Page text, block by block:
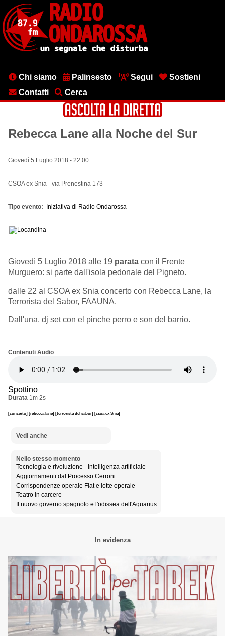
contenuto
principale
MenuChi siamo Palinsesto Segui
Sostieni
Contatti
Cerca
Rebecca Lane alla Noche del Sur
Giovedì 5 Luglio 2018 - 22:00
CSOA ex Snia - via Prenestina 173
Tipo evento Iniziativa di Radio Ondarossa
Giovedì 5 Luglio 2018 alle 19 parata con il Frente
Murguero: si parte dall'isola pedonale del Pigneto.
dalle 22 al CSOA ex Snia concerto con Rebecca Lane, la
Terrorista del Sabor, FAAUNA.
Dall'una, dj set con el pinche perro e son del barrio.
Contenuti Audio
Spottino
Durata 1m 2s
[concerto] [rebecca lane] [terrorista del sabor] [csoa ex Snia]
Vedi anche
Nello stesso momento
Tecnologia e rivoluzione - Intelligenza artificiale
Aggiornamenti dal Processo Cerroni
Corrispondenze operaie Fiat e lotte operaie
Teatro in carcere
Il nuovo governo spagnolo e l'odissea dell'Aquarius
In evidenza